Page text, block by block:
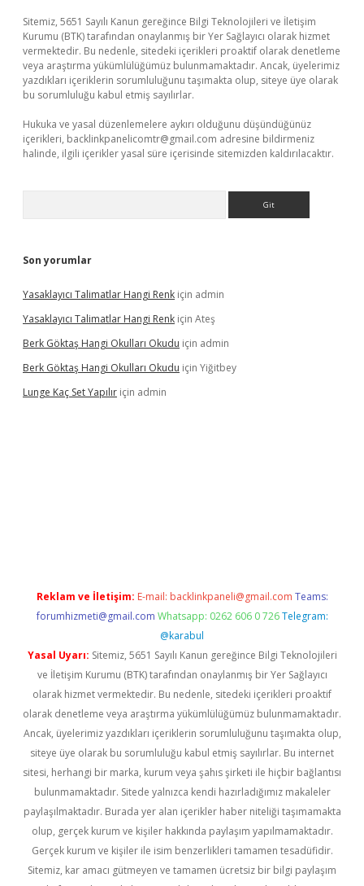
Sitemiz, 5651 Sayılı Kanun gereğince Bilgi Teknolojileri ve İletişim
Kurumu (BTK) tarafından onaylanmış bir Yer Sağlayıcı olarak hizmet
vermektedir. Bu nedenle, sitedeki içerikleri proaktif olarak denetleme
veya araştırma yükümlülüğümüz bulunmamaktadır. Ancak, üyelerimiz
yazdıkları içeriklerin sorumluluğunu taşımakta olup, siteye üye olarak
bu sorumluluğu kabul etmiş sayılırlar.
Hukuka ve yasal düzenlemelere aykırı olduğunu düşündüğünüz
içerikleri, backlinkpanelicomtr@gmail.com adresine bildirmeniz
halinde, ilgili içerikler yasal süre içerisinde sitemizden kaldırılacaktır.
Son yorumlar
Yasaklayıcı Talimatlar Hangi Renk için admin
Yasaklayıcı Talimatlar Hangi Renk için Ateş
Berk Göktaş Hangi Okulları Okudu için admin
Berk Göktaş Hangi Okulları Okudu için Yiğitbey
Lunge Kaç Set Yapılır için admin
Reklam ve İletişim: E-mail: backlinkpaneli@gmail.com Teams:
forumhizmeti@gmail.com Whatsapp: 0262 606 0 726 Telegram:
@karabul
Yasal Uyarı: Sitemiz, 5651 Sayılı Kanun gereğince Bilgi Teknolojileri
ve İletişim Kurumu (BTK) tarafından onaylanmış bir Yer Sağlayıcı
olarak hizmet vermektedir. Bu nedenle, sitedeki içerikleri proaktif
olarak denetleme veya araştırma yükümlülüğümüz bulunmamaktadır.
Ancak, üyelerimiz yazdıkları içeriklerin sorumluluğunu taşımakta olup,
siteye üye olarak bu sorumluluğu kabul etmiş sayılırlar. Bu internet
sitesi, herhangi bir marka, kurum veya şahıs şirketi ile hiçbir bağlantısı
bulunmamaktadır. Sitede yalnızca kendi hazırladığımız makaleler
paylaşılmaktadır. Burada yer alan içerikler haber niteliği taşımamakta
olup, gerçek kurum ve kişiler hakkında paylaşım yapılmamaktadır.
Gerçek kurum ve kişiler ile isim benzerlikleri tamamen tesadüfidir.
Sitemiz, kar amacı gütmeyen ve tamamen ücretsiz bir bilgi paylaşım